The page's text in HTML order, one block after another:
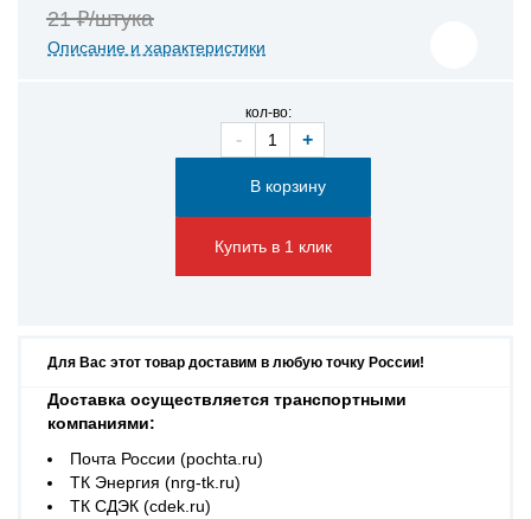
21 ₽/штука
Описание и характеристики
кол-во:
- +
Купить в 1 клик
Для Вас этот товар доставим в любую точку России!
Доставка осуществляется транспортными
компаниями:
Почта России (pochta.ru)
ТК Энергия (nrg-tk.ru)
ТК СДЭК (cdek.ru)